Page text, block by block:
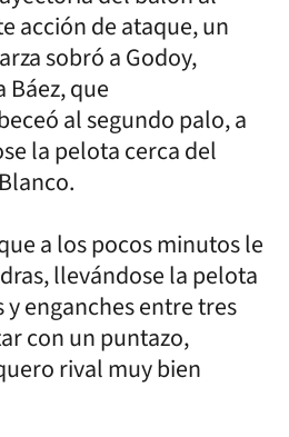
acción de ataque, un
sobró a Godoy,
que
al segundo palo, a
la pelota cerca del
a los pocos minutos le
llevándose la pelota
y enganches entre tres
con un puntazo,
rival muy bien